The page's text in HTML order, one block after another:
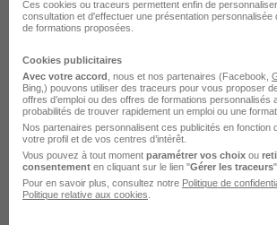
Voir l’offre
Ces cookies ou traceurs permettent enfin de
consultation et d'effectuer une présentation personnalisée
de formations proposées.
Cookies publicitaires
Avec votre accord , nous et nos partenaires (Facebook,
Bing,) pouvons utiliser des traceurs pour vous proposer
offres d’emploi ou des offres de formations personnalisés
probabilités de trouver rapidement un emploi ou une
Nos partenaires personnalisent ces publicités en fonction
votre profil et de vos centres d’intérêt.
Vous pouvez à tout moment paramétrer vos choix ou
consentement en cliquant sur le lien "Gérer les traceurs
Pour en savoir plus, consultez notre Politique de
Politique relative aux cookies